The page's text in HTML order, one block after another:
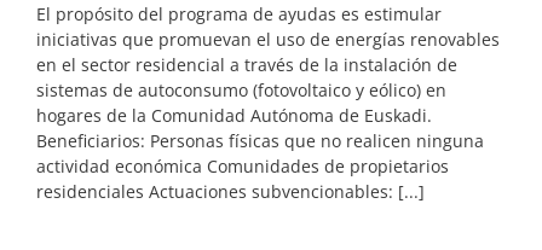
El propósito del programa de ayudas es estimular
iniciativas que promuevan el uso de energías renovables
en el sector residencial a través de la instalación de
sistemas de autoconsumo (fotovoltaico y eólico) en
hogares de la Comunidad Autónoma de Euskadi.
Beneficiarios: Personas físicas que no realicen ninguna
actividad económica Comunidades de propietarios
residenciales Actuaciones subvencionables: [...]